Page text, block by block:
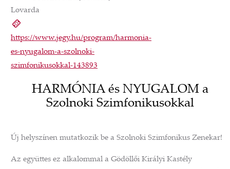
Lovarda
https://www.jegy.hu/program/harmonia-
es-nyugalom-a-szolnoki-
szimfonikusokkal-143893
HARMÓNIA és NYUGALOM a
Szolnoki Szimfonikusokkal
Új helyszínen mutatkozik be a Szolnoki Szimfonikus Zenekar!
Az együttes ez alkalommal a Gödöllői Királyi Kastély